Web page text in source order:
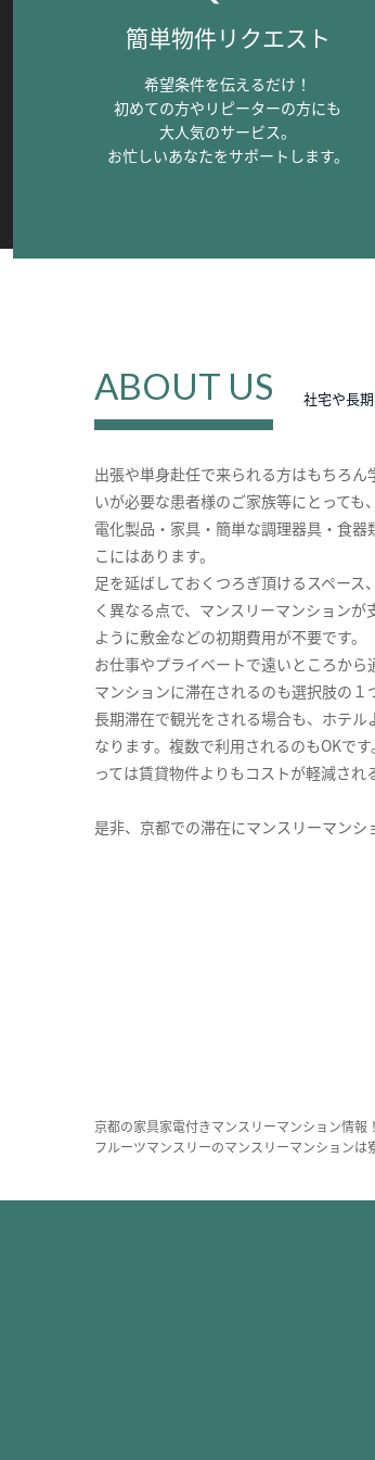
簡単物件リクエスト
希望条件を伝えるだけ！
初めての方やリピーターの方にも
大人気のサービス。
お忙しいあなたをサポートします。
ABOUT US 社宅や長
出張や単身赴任で来られる方はもちろ
いが必要な患者様のご家族等にとっても
電化製品・家具・簡単な調理器具・食
こにはあります。
足を延ばしておくつろぎ頂けるスペー
く異なる点で、マンスリーマンション
ように敷金などの初期費用が不要です。
お仕事やプライベートで遠いところか
マンションに滞在されるのも選択肢の１
長期滞在で観光をされる場合も、ホテ
なります。複数で利用されるのもOKで
っては賃貸物件よりもコストが軽減され
是非、京都での滞在にマンスリーマンシ
京都の家具家電付きマンスリーマンション情報
フルーツマンスリーのマンスリーマンションは